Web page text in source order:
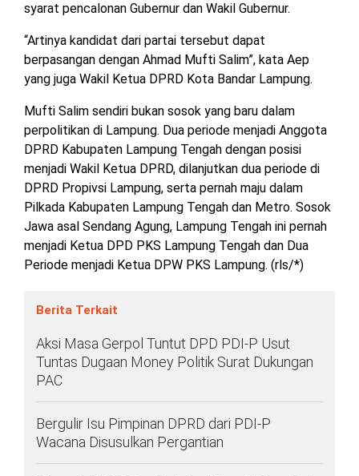
DPRD
TULANG
BAWANG
BARAT
DPRD
WAYKANAN
INFO
PERIKLANAN
KEBIJAKAN
PRIVASI
SOSIAL
MEDIA
PEDOMAN
MEDIA
SIBER
REDAKSI
TENTANG
KAMI
syarat pencalonan Gubernur dan Wakil Gubernur.
“Artinya kandidat dari partai tersebut dapat
berpasangan dengan Ahmad Mufti Salim”, kata Aep
yang juga Wakil Ketua DPRD Kota Bandar Lampung.
Mufti Salim sendiri bukan sosok yang baru dalam
perpolitikan di Lampung. Dua periode menjadi Anggota
DPRD Kabupaten Lampung Tengah dengan posisi
menjadi Wakil Ketua DPRD, dilanjutkan dua periode di
DPRD Propivsi Lampung, serta pernah maju dalam
Pilkada Kabupaten Lampung Tengah dan Metro. Sosok
Jawa asal Sendang Agung, Lampung Tengah ini pernah
menjadi Ketua DPD PKS Lampung Tengah dan Dua
Periode menjadi Ketua DPW PKS Lampung. (rls/*)
Berita Terkait
Aksi Masa Gerpol Tuntut DPD PDI-P Usut
Tuntas Dugaan Money Politik Surat Dukungan
PAC
Bergulir Isu Pimpinan DPRD dari PDI-P
Wacana Disusulkan Pergantian